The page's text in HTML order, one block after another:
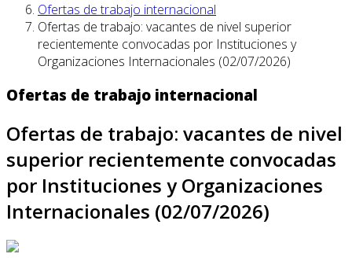
Ofertas de trabajo internacional
Ofertas de trabajo: vacantes de nivel superior
recientemente convocadas por Instituciones y
Organizaciones Internacionales (02/07/2026)
Ofertas de trabajo internacional
Ofertas de trabajo: vacantes de nivel
superior recientemente convocadas
por Instituciones y Organizaciones
Internacionales (02/07/2026)